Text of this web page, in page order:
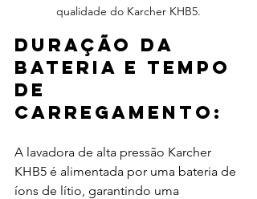
qualidade do Karcher KHB5.
Duração da
bateria e tempo
de
carregamento:
A lavadora de alta pressão Karcher
KHB5 é alimentada por uma bateria de
íons de lítio, garantindo uma